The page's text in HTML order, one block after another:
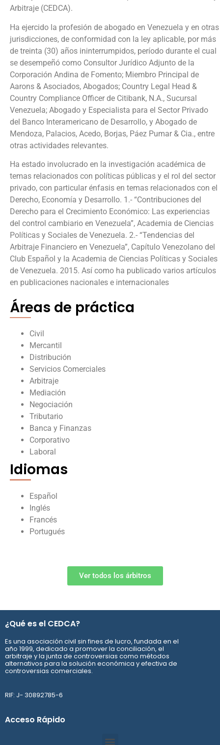
Arbitraje (CEDCA).
Ha ejercido la profesión de abogado en Venezuela y en otras
jurisdicciones, de conformidad con la ley aplicable, por más
de treinta (30) años ininterrumpidos, período durante el cual
se desempeñó como Consultor Jurídico Adjunto de la
Corporación Andina de Fomento; Miembro Principal de
Aarons & Asociados, Abogados; Country Legal Head &
Country Compliance Officer de Citibank, N.A., Sucursal
Venezuela; Abogado y Especialista para el Sector Privado
del Banco Interamericano de Desarrollo, y Abogado de
Mendoza, Palacios, Acedo, Borjas, Páez Pumar & Cia., entre
otras actividades relevantes.
Ha estado involucrado en la investigación académica de
temas relacionados con políticas públicas y el rol del sector
privado, con particular énfasis en temas relacionados con el
Derecho, Economía y Desarrollo. 1.- “Contribuciones del
Derecho para el Crecimiento Económico: Las experiencias
del control cambiario en Venezuela”, Academia de Ciencias
Políticas y Sociales de Venezuela. 2.- “Tendencias del
Arbitraje Financiero en Venezuela”, Capítulo Venezolano del
Club Español y la Academia de Ciencias Políticas y Sociales
de Venezuela. 2015. Así como ha publicado varios artículos
en publicaciones nacionales e internacionales
Áreas de práctica
Civil
Mercantil
Distribución
Servicios Comerciales
Arbitraje
Mediación
Negociación
Tributario
Banca y Finanzas
Corporativo
Laboral
Idiomas
Español
Inglés
Francés
Portugués
Ver todos los árbitros
¿Qué es el CEDCA?
Es una asociación civil sin fines de lucro, fundada en el
año 1999, dedicado a promover la conciliación, el
arbitraje y la junta de controversias como métodos
alternativos para la solución económica y efectiva de
controversias comerciales.
RIF: J- 30892785-6
Acceso Rápido